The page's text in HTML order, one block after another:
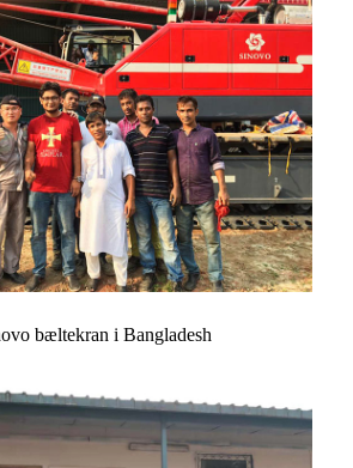
bæltekran i Bangladesh